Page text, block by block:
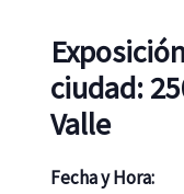
ciudad:
Valle
Fecha y Hora: